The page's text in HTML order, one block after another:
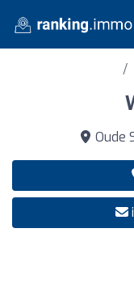
Oude